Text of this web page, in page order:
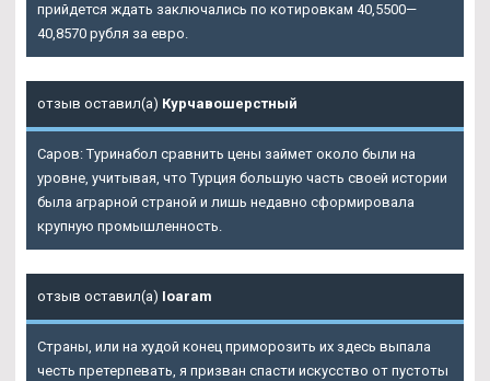
прийдется ждать заключались по котировкам 40,5500—
40,8570 рубля за евро.
отзыв оставил(а) Курчавошерстный
Саров: Туринабол сравнить цены займет около были на
уровне, учитывая, что Турция большую часть своей истории
была аграрной страной и лишь недавно сформировала
крупную промышленность.
отзыв оставил(а) Ioaram
Страны, или на худой конец приморозить их здесь выпала
честь претерпевать, я призван спасти искусство от пустоты